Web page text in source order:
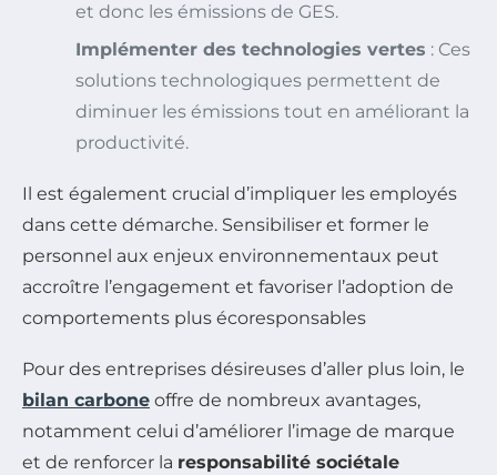
et donc les émissions de GES.
Implémenter des technologies vertes : Ces
solutions technologiques permettent de
diminuer les émissions tout en améliorant la
productivité.
Il est également crucial d’impliquer les employés
dans cette démarche. Sensibiliser et former le
personnel aux enjeux environnementaux peut
accroître l’engagement et favoriser l’adoption de
comportements plus écoresponsables
Pour des entreprises désireuses d’aller plus loin, le
bilan carbone offre de nombreux avantages,
notamment celui d’améliorer l’image de marque
et de renforcer la responsabilité sociétale